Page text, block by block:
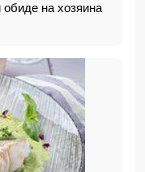
на хозяина